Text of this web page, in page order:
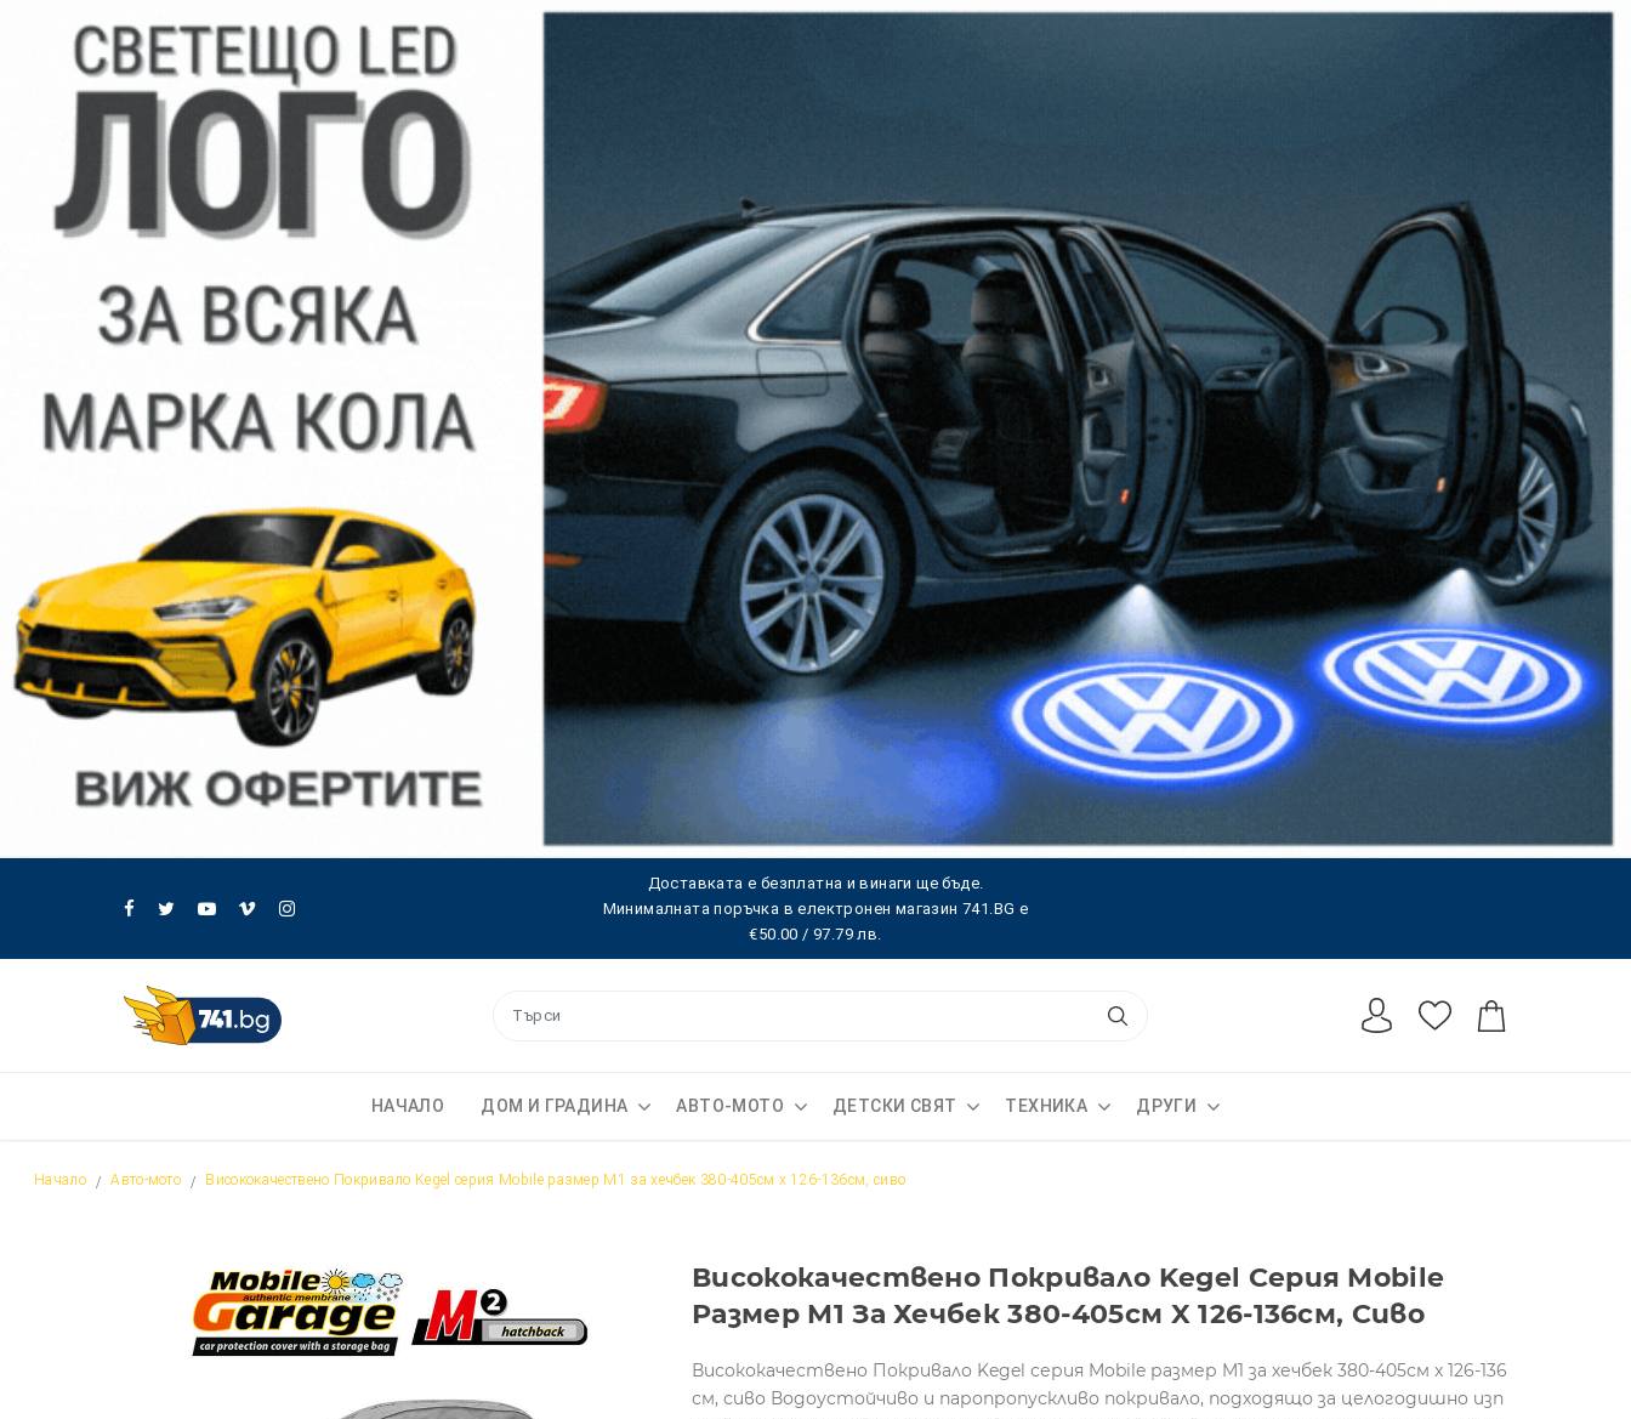
Доставката е безплатна и винаги ще бъде.
Минималната поръчка в електронен магазин 741.BG е
€50.00 / 97.79 лв.
НАЧАЛО ДОМ И ГРАДИНА АВТО-МОТО ДЕТСКИ СВЯТ ТЕХНИКА ДРУГИ
Начало Авто-мото Висококачествено Покривало Kegel серия Mobile размер M1 за хечбек 380-405см x 126-136см, сиво
Висококачествено Покривало Kegel Серия Mobile
Размер M1 За Хечбек 380-405см X 126-136см, Сиво
Висококачествено Покривало Kegel серия Mobile размер M1 за хечбек 380-405см x 126-136
см, сиво Водоустойчиво и паропропускливо покривало, подходящо за целогодишно изп